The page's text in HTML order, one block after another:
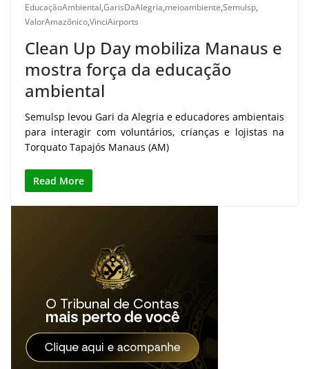
EducaçãoAmbiental,GarisDaAlegria,meioambiente,Semulsp,
ValorAmazõnico,VinciAirports
Clean Up Day mobiliza Manaus e
mostra força da educação
ambiental
Semulsp levou Gari da Alegria e educadores ambientais
para interagir com voluntários, crianças e lojistas na
Torquato Tapajós Manaus (AM)
Read More